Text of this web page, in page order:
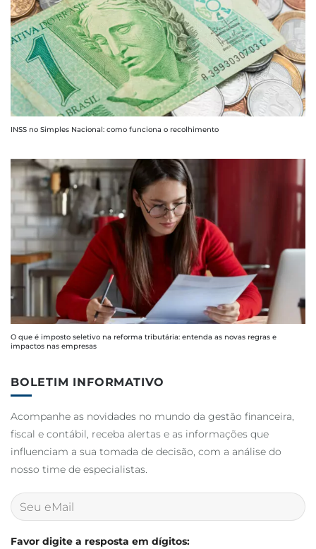
INSS no Simples Nacional: como funciona o recolhimento
O que é imposto seletivo na reforma tributária: entenda as novas regras e
impactos nas empresas
BOLETIM INFORMATIVO
Acompanhe as novidades no mundo da gestão financeira,
fiscal e contábil, receba alertas e as informações que
influenciam a sua tomada de decisão, com a análise do
nosso time de especialistas.
Favor digite a resposta em dígitos: